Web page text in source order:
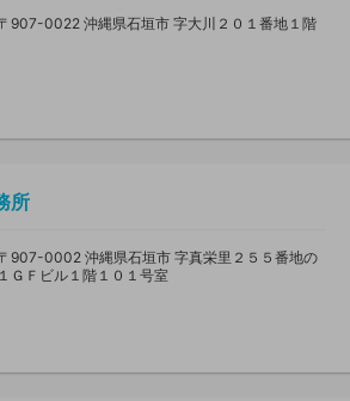
907-0022 沖縄県石垣市 字大川２０１番地１階
所
907-0002 沖縄県石垣市 字真栄里２５５番地の
１ＧＦビル１階１０１号室